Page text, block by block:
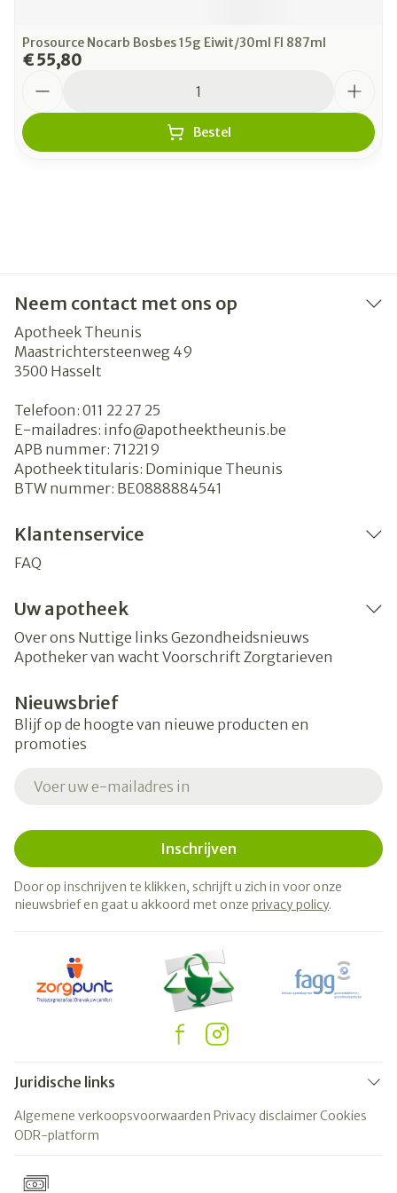
Prosource Nocarb Bosbes 15g Eiwit/30ml Fl 887ml
€ 55,80
Bestel
Neem contact met ons op
Apotheek Theunis
Maastrichtersteenweg 49
3500 Hasselt
Telefoon: 011 22 27 25
E-mailadres: info@apotheektheunis.be
APB nummer: 712219
Apotheek titularis: Dominique Theunis
BTW nummer: BE0888884541
Klantenservice
FAQ
Uw apotheek
Over ons Nuttige links Gezondheidsnieuws
Apotheker van wacht Voorschrift Zorgtarieven
Nieuwsbrief
Blijf op de hoogte van nieuwe producten en
promoties
Inschrijven
Door op inschrijven te klikken, schrijft u zich in voor onze
nieuwsbrief en gaat u akkoord met onze privacy policy.
Juridische links
Algemene verkoopsvoorwaarden Privacy disclaimerCookies
ODR-platform